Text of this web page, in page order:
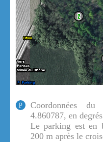
P
Coordonnées
4.860787, en
Le parking est en
200 m après le